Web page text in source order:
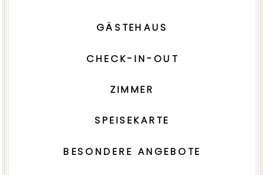
GÄSTEHAUS
CHECK-IN-OUT
ZIMMER
SPEISEKARTE
BESONDERE ANGEBOTE